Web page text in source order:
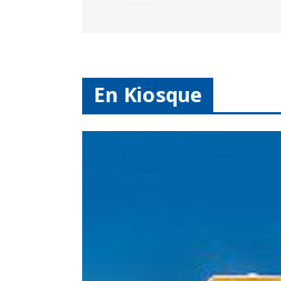
En Kiosque